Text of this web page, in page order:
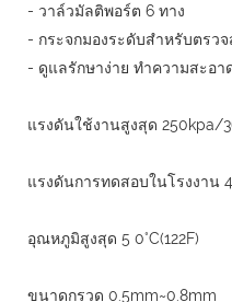
- วาล์วมัลติพอร์ต 6 ทาง
- กระจกมองระดับสำหรับตรว
- ดูแลรักษาง่าย ทำความสะอา
แรงดันใช้งานสูงสุด 250kpa/
แรงดันการทดสอบในโรงงาน
อุณหภูมิสูงสุด 5 0°C(122F)
ขนาดกรวด 0.5mm~0.8mm